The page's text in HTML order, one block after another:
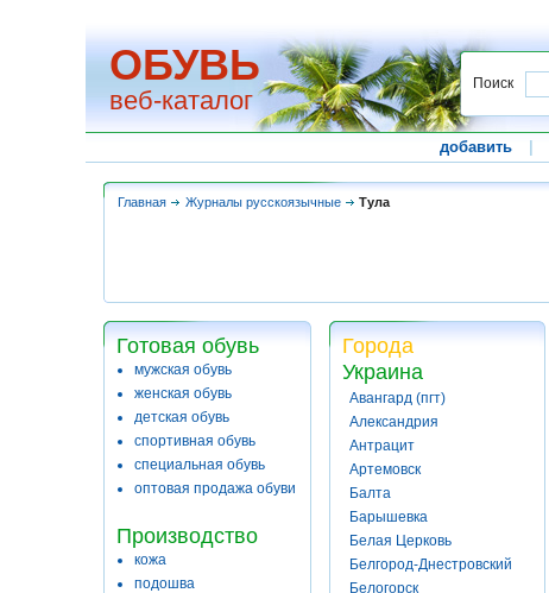
ОБУВЬ
веб-каталог
Поиск
добавить
Главная Журналы русскоязычные Тула
Готовая обувь
мужская обувь
женская обувь
детская обувь
спортивная обувь
специальная обувь
оптовая продажа обуви
Производство
кожа
подошва
Города
Украина
Авангард (пгт)
Александрия
Антрацит
Артемовск
Балта
Барышевка
Белая Церковь
Белгород-Днестровский
Белогорск